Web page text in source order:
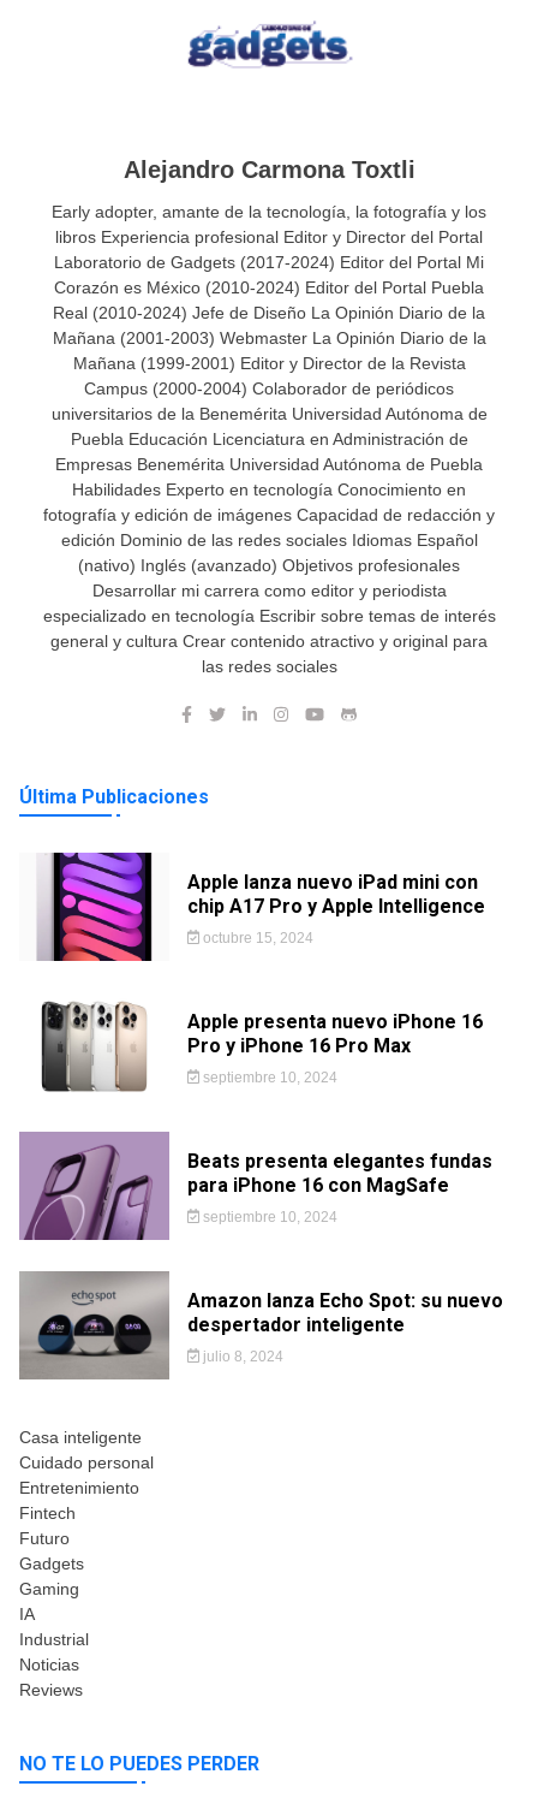
Alejandro Carmona Toxtli
Early adopter, amante de la tecnología, la fotografía y los
libros Experiencia profesional Editor y Director del Portal
Laboratorio de Gadgets (2017-2024) Editor del Portal Mi
Corazón es México (2010-2024) Editor del Portal Puebla
Real (2010-2024) Jefe de Diseño La Opinión Diario de la
Mañana (2001-2003) Webmaster La Opinión Diario de la
Mañana (1999-2001) Editor y Director de la Revista
Campus (2000-2004) Colaborador de periódicos
universitarios de la Benemérita Universidad Autónoma de
Puebla Educación Licenciatura en Administración de
Empresas Benemérita Universidad Autónoma de Puebla
Habilidades Experto en tecnología Conocimiento en
fotografía y edición de imágenes Capacidad de redacción y
edición Dominio de las redes sociales Idiomas Español
(nativo) Inglés (avanzado) Objetivos profesionales
Desarrollar mi carrera como editor y periodista
especializado en tecnología Escribir sobre temas de interés
general y cultura Crear contenido atractivo y original para
las redes sociales
Última Publicaciones
Apple lanza nuevo iPad mini con
chip A17 Pro y Apple Intelligence
octubre 15, 2024
Apple presenta nuevo iPhone 16
Pro y iPhone 16 Pro Max
septiembre 10, 2024
Beats presenta elegantes fundas
para iPhone 16 con MagSafe
septiembre 10, 2024
Amazon lanza Echo Spot: su nuevo
despertador inteligente
julio 8, 2024
Casa inteligente
Cuidado personal
Entretenimiento
Fintech
Futuro
Gadgets
Gaming
IA
Industrial
Noticias
Reviews
NO TE LO PUEDES PERDER